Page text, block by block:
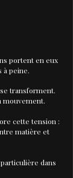
portent en eux
à peine.
transforment.
mouvement.
cette tension :
matière et
dans